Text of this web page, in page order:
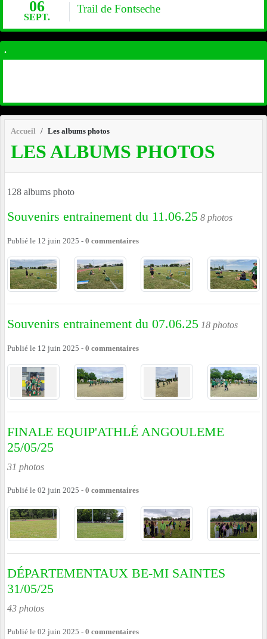
Accueil Les albums photos
LES ALBUMS PHOTOS
128 albums photo
Souvenirs entrainement du 11.06.25 8 photos
Publié le 12 juin 2025 - 0 commentaires
Souvenirs entrainement du 07.06.25 18 photos
Publié le 12 juin 2025 - 0 commentaires
FINALE EQUIP'ATHLÉ ANGOULEME
25/05/25
31 photos
Publié le 02 juin 2025 - 0 commentaires
DÉPARTEMENTAUX BE-MI SAINTES
31/05/25
43 photos
Publié le 02 juin 2025 - 0 commentaires
06
SEPT.
Trail de Fontseche
.